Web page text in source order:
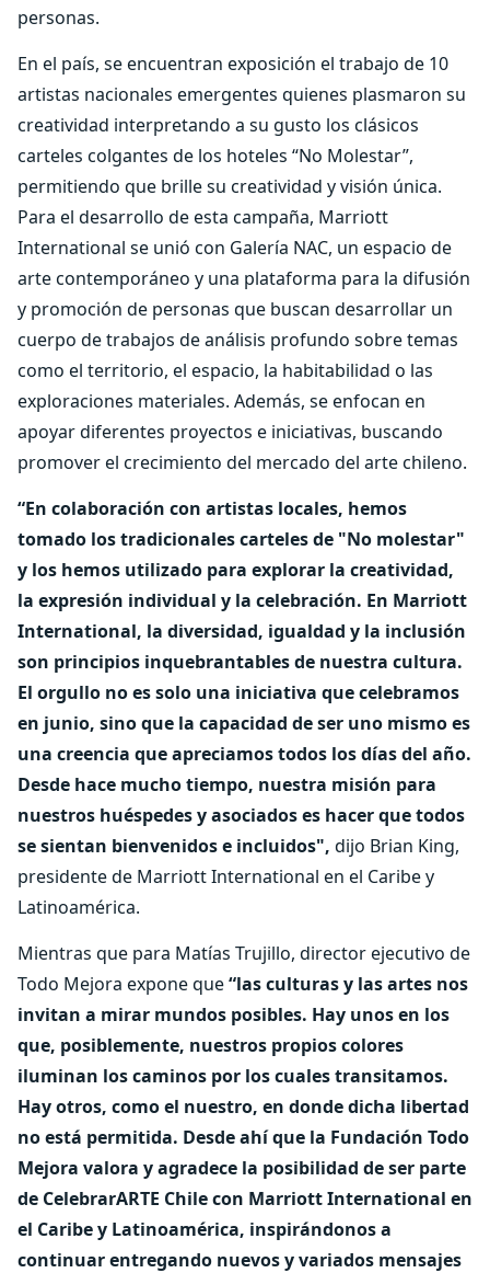
personas.
En el país, se encuentran exposición el trabajo de 10
artistas nacionales emergentes quienes plasmaron su
creatividad interpretando a su gusto los clásicos
carteles colgantes de los hoteles “No Molestar”,
permitiendo que brille su creatividad y visión única.
Para el desarrollo de esta campaña, Marriott
International se unió con Galería NAC, un espacio de
arte contemporáneo y una plataforma para la difusión
y promoción de personas que buscan desarrollar un
cuerpo de trabajos de análisis profundo sobre temas
como el territorio, el espacio, la habitabilidad o las
exploraciones materiales. Además, se enfocan en
apoyar diferentes proyectos e iniciativas, buscando
promover el crecimiento del mercado del arte chileno.
“En colaboración con artistas locales, hemos
tomado los tradicionales carteles de "No molestar"
y los hemos utilizado para explorar la creatividad,
la expresión individual y la celebración. En Marriott
International, la diversidad, igualdad y la inclusión
son principios inquebrantables de nuestra cultura.
El orgullo no es solo una iniciativa que celebramos
en junio, sino que la capacidad de ser uno mismo es
una creencia que apreciamos todos los días del año.
Desde hace mucho tiempo, nuestra misión para
nuestros huéspedes y asociados es hacer que todos
se sientan bienvenidos e incluidos", dijo Brian King,
presidente de Marriott International en el Caribe y
Latinoamérica.
Mientras que para Matías Trujillo, director ejecutivo de
Todo Mejora expone que“las culturas y las artes nos
invitan a mirar mundos posibles. Hay unos en los
que, posiblemente, nuestros propios colores
iluminan los caminos por los cuales transitamos.
Hay otros, como el nuestro, en donde dicha libertad
no está permitida. Desde ahí que la Fundación Todo
Mejora valora y agradece la posibilidad de ser parte
de CelebrarARTE Chile con Marriott International en
el Caribe y Latinoamérica, inspirándonos a
continuar entregando nuevos y variados mensajes